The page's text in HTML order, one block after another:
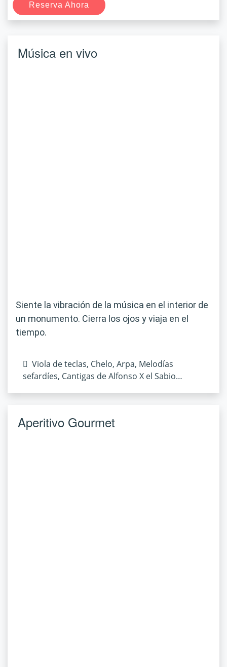
Reserva Ahora
Música en vivo
Siente la vibración de la música en el interior de
un monumento. Cierra los ojos y viaja en el
tiempo.
Viola de teclas, Chelo, Arpa, Melodías
sefardíes, Cantigas de Alfonso X el Sabio…
Aperitivo Gourmet